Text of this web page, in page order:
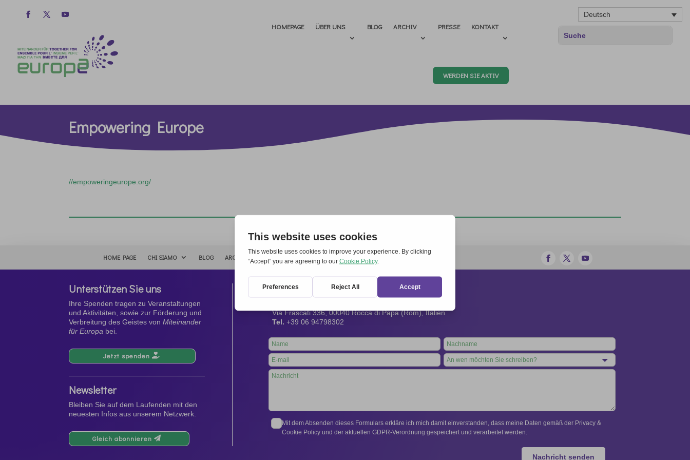
Deutsch
HOMEPAGE ÜBER UNS BLOG ARCHIV PRESSE KONTAKT
WERDEN SIE AKTIV
Empowering Europe
//empoweringeurope.org/
HOME PAGE CHI SIAMO BLOG ARCHIVIO CONTATTI ATTÌVATI
Unterstützen Sie uns
Ihre Spenden tragen zu Veranstaltungen
und Aktivitäten, sowie zur Förderung und
Verbreitung des Geistes vonMiteinander
für Europa bei.
Jetzt spenden
Newsletter
Bleiben Sie auf dem Laufenden mit den
neuesten Infos aus unserem Netzwerk.
Gleich abonnieren
Kontakt
Via Frascati 336, 00040 Rocca di Papa (Rom), Italien
Tel. +39 06 94798302
Leave
this
field
blank
Mit dem Absenden dieses Formulars erkläre ich mich damit einverstanden, dass meine Daten gemäß der Privacy &
Cookie Policy und der aktuellen GDPR-Verordnung gespeichert und verarbeitet werden.
Nachricht senden